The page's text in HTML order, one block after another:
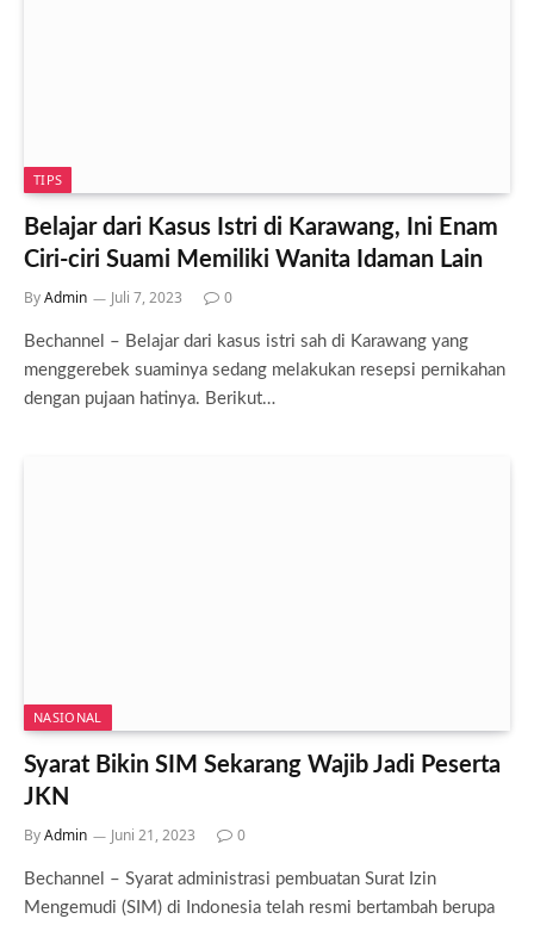
TIPS
Belajar dari Kasus Istri di Karawang, Ini Enam
Ciri-ciri Suami Memiliki Wanita Idaman Lain
ByAdmin Juli 7, 2023 0
Bechannel – Belajar dari kasus istri sah di Karawang yang
menggerebek suaminya sedang melakukan resepsi pernikahan
dengan pujaan hatinya. Berikut…
NASIONAL
Syarat Bikin SIM Sekarang Wajib Jadi Peserta
JKN
ByAdmin Juni 21, 2023 0
Bechannel – Syarat administrasi pembuatan Surat Izin
Mengemudi (SIM) di Indonesia telah resmi bertambah berupa